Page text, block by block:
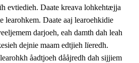
jïh barkoejielemisnie
jïh skuvleevtiedimmie
evtiedieh. Daate kreava lohkehtæjja
learohkem. Daate aaj learoehkidie
darjoeh, eah damth dah leah
dejnie maam edtjieh lïeredh.
åadtjoeh dååjredh dah sijjiem